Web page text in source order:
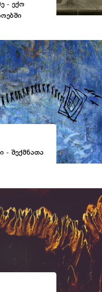
- ექო
- შექმნათა